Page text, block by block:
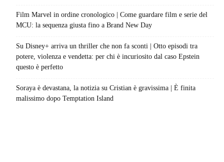
Film Marvel in ordine cronologico | Come guardare film e serie del
MCU: la sequenza giusta fino a Brand New Day
Su Disney+ arriva un thriller che non fa sconti | Otto episodi tra
potere, violenza e vendetta: per chi è incuriosito dal caso Epstein
questo è perfetto
Soraya è devastana, la notizia su Cristian è gravissima | È finita
malissimo dopo Temptation Island